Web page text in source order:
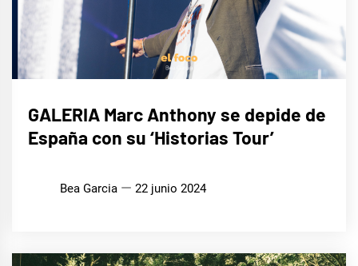
GALERIA Marc Anthony se depide de
España con su ‘Historias Tour’
Bea Garcia 22 junio 2024